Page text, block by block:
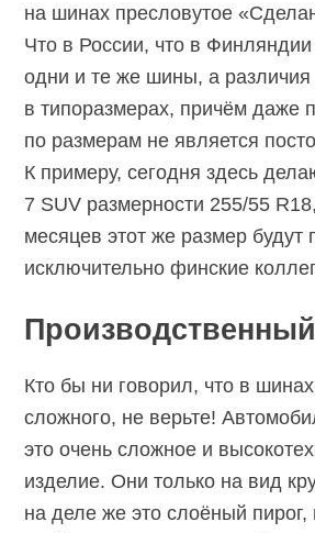
на шинах пресловутое
Что в России, что в Финляндии
одни и те же шины, а
в типоразмерах, причём даже
по размерам не является
К примеру, сегодня здесь
7 SUV размерности 255/55
месяцев этот же размер будут
исключительно финские
Кто бы ни говорил, что в шинах
сложного, не верьте!
это очень сложное и
изделие. Они только на вид
на деле же это слоёный пирог,